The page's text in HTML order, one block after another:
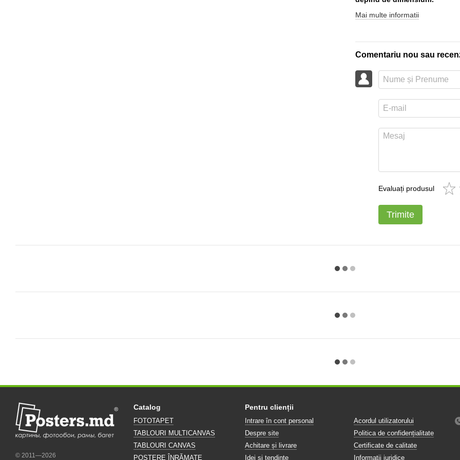
Mai multe informatii
Comentariu nou sau
Evaluați produsul
Trimite
© 2011—2026
Catalog
FOTOTAPET
TABLOURI MULTICANVAS
TABLOURI CANVAS
POSTERE ÎNRĂMATE
Pentru clienții
Intrare în cont personal
Despre site
Achitare și livrare
Idei și tendințe
Acordul utilizatorului
Politica de confidențialitate
Certificate de calitate
Informații juridice